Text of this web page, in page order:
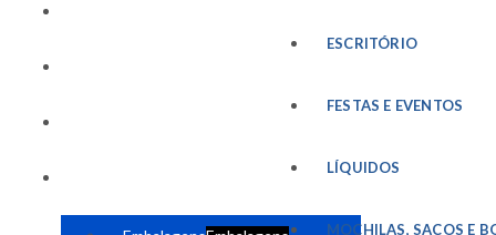
ESCRITÓRIO
FESTAS E EVENTOS
LÍQUIDOS
MOCHILAS, SACOS E